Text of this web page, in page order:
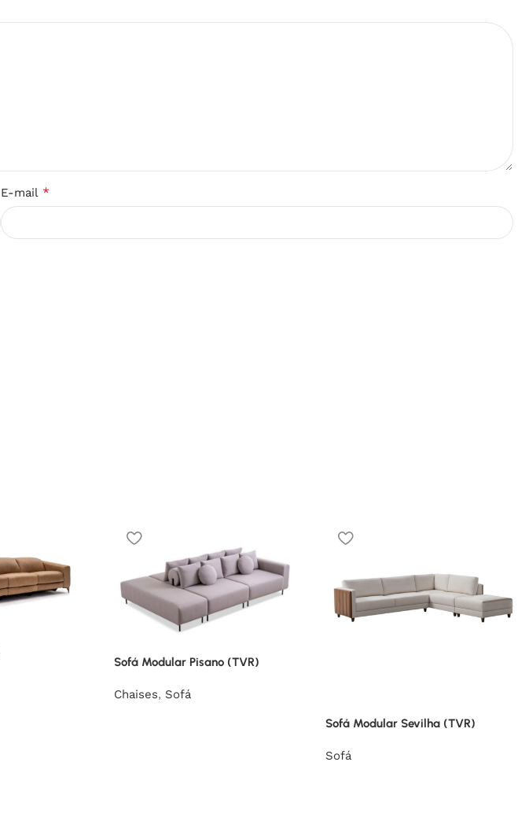
E-mail *
Sofá Modular Pisano (TVR)
Chaises, Sofá
Sofá Modular Sevilha (TVR)
Sofá